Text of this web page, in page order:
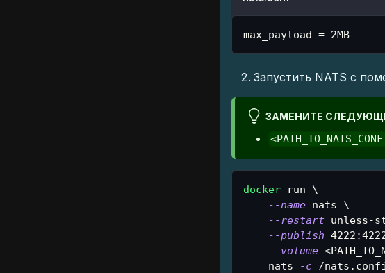
max_payload = 2MB
Запустить NATS с
ЗАМЕНИТЕ
docker run \
--name nats \
--restart unless-
--publish 4222
--volume <
    nats
-c /